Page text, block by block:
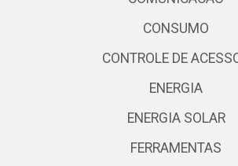
CONSUMO
CONTROLE DE
ENERGIA
ENERGIA SOLAR
FERRAMENTAS